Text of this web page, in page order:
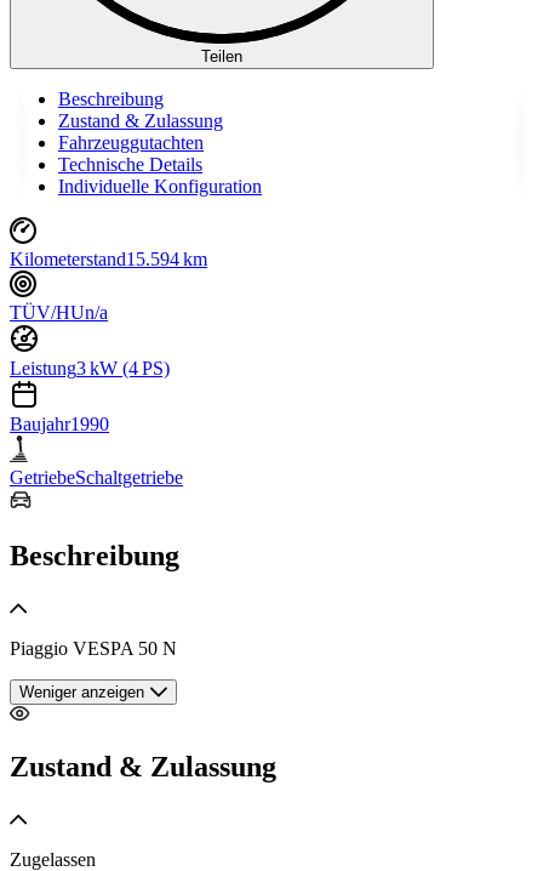
Teilen
Beschreibung
Zustand & Zulassung
Fahrzeuggutachten
Technische Details
Individuelle Konfiguration
Kilometerstand15.594 km
TÜV/HUn/a
Leistung3 kW (4 PS)
Baujahr1990
GetriebeSchaltgetriebe
Beschreibung
Piaggio VESPA 50 N
Weniger anzeigen
Zustand & Zulassung
Zugelassen